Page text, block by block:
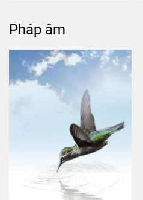
Pháp âm